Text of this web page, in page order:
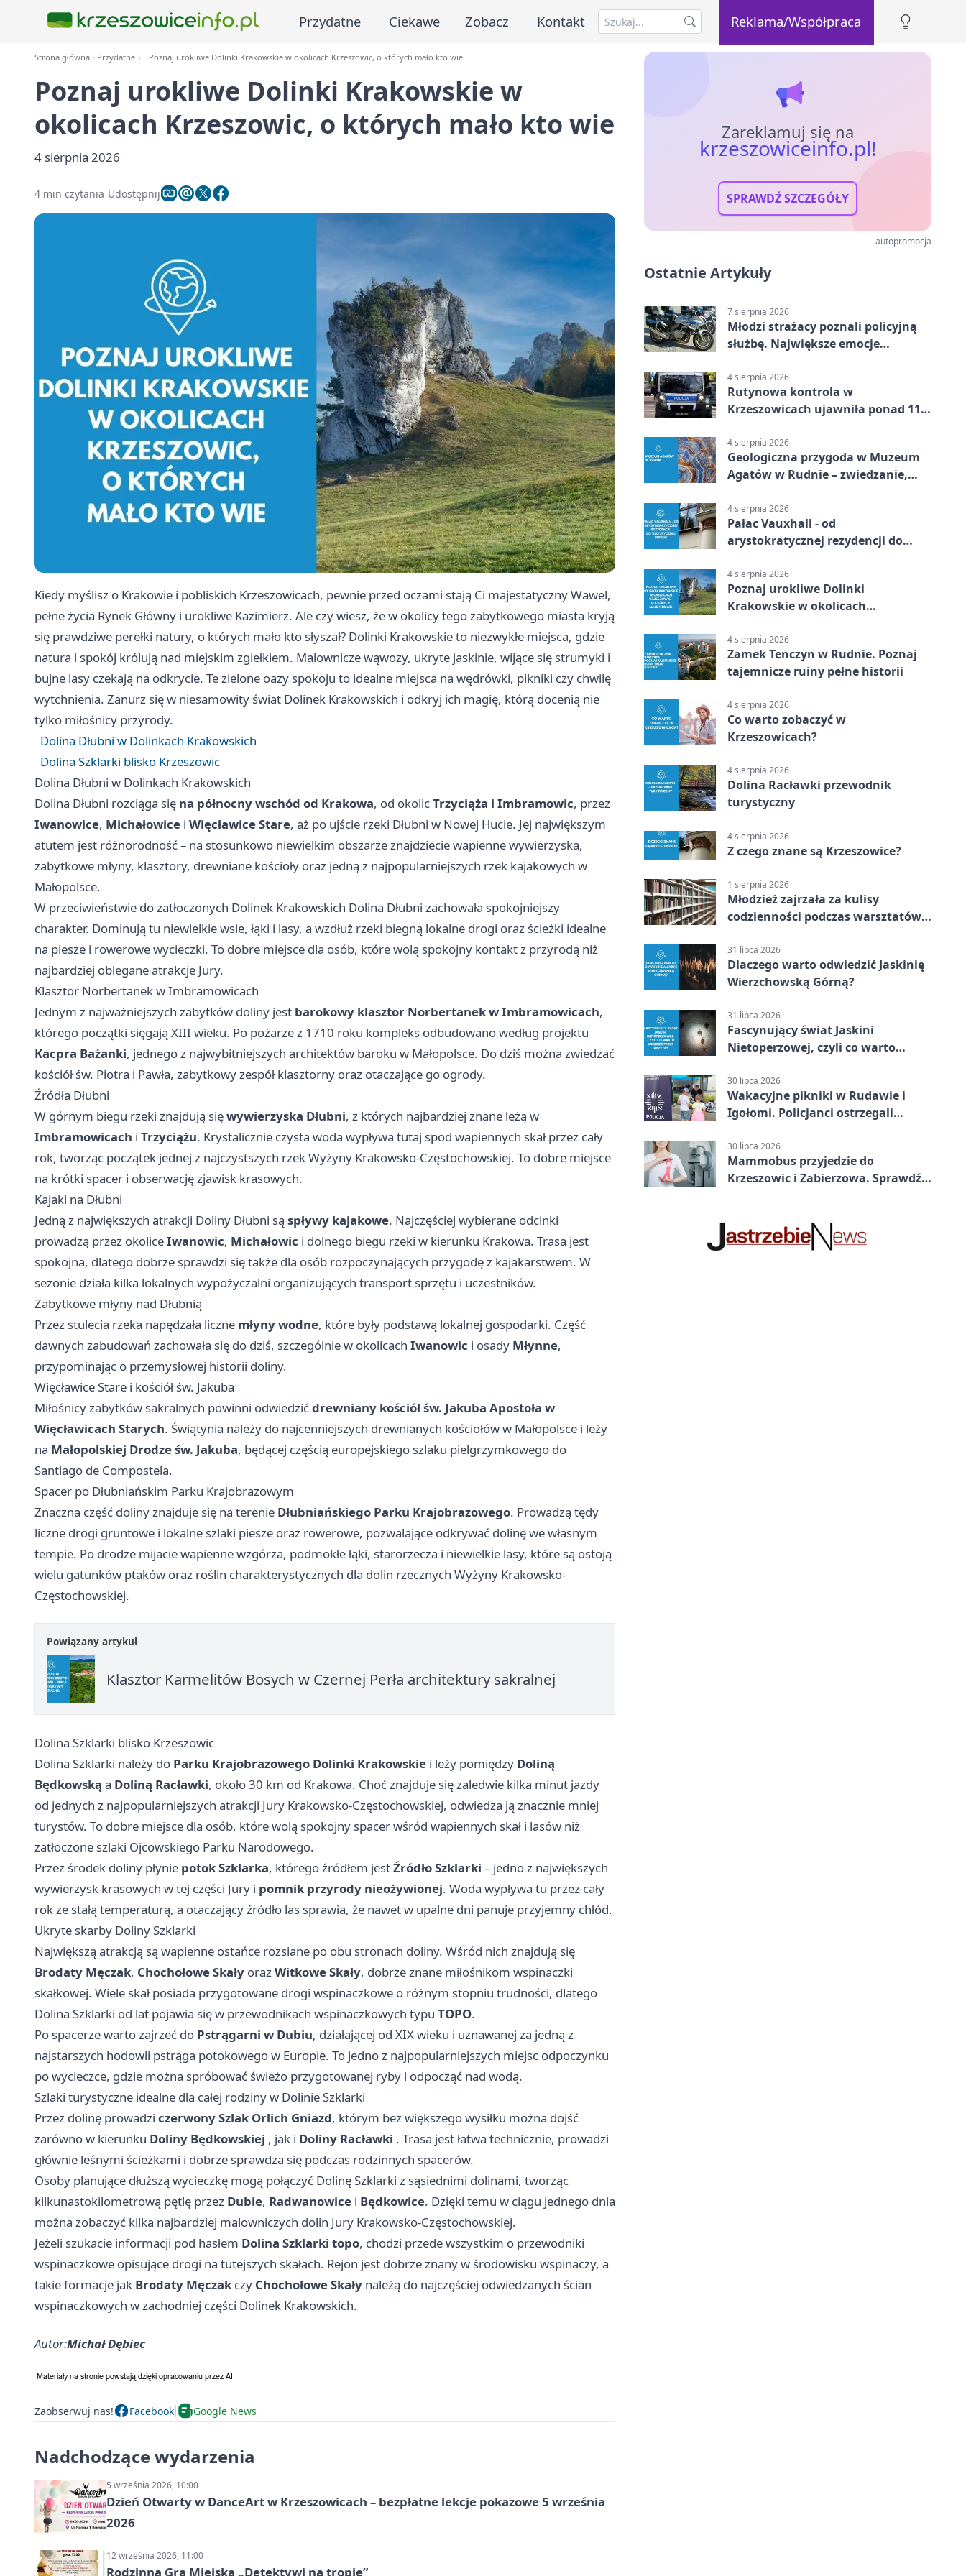
Przydatne Ciekawe Zobacz Kontakt Reklama/Współpraca
Strona główna Przydatne Poznaj urokliwe Dolinki Krakowskie w okolicach Krzeszowic, o których mało kto wie
Poznaj urokliwe Dolinki Krakowskie w
okolicach Krzeszowic, o których mało kto wie
4 sierpnia 2026
4 min czytania Udostępnij
Kiedy myślisz o Krakowie i pobliskich Krzeszowicach, pewnie przed oczami stają Ci majestatyczny Wawel,
pełne życia Rynek Główny i urokliwe Kazimierz. Ale czy wiesz, że w okolicy tego zabytkowego miasta kryją
się prawdziwe perełki natury, o których mało kto słyszał? Dolinki Krakowskie to niezwykłe miejsca, gdzie
natura i spokój królują nad miejskim zgiełkiem. Malownicze wąwozy, ukryte jaskinie, wijące się strumyki i
bujne lasy czekają na odkrycie. Te zielone oazy spokoju to idealne miejsca na wędrówki, pikniki czy chwilę
wytchnienia. Zanurz się w niesamowity świat Dolinek Krakowskich i odkryj ich magię, którą docenią nie
tylko miłośnicy przyrody.
Dolina Dłubni w Dolinkach Krakowskich
Dolina Szklarki blisko Krzeszowic
Dolina Dłubni w Dolinkach Krakowskich
Dolina Dłubni rozciąga się na północny wschód od Krakowa, od okolicTrzyciąża i Imbramowic, przez
Iwanowice, Michałowice i Więcławice Stare, aż po ujście rzeki Dłubni w Nowej Hucie. Jej największym
atutem jest różnorodność – na stosunkowo niewielkim obszarze znajdziecie wapienne wywierzyska,
zabytkowe młyny, klasztory, drewniane kościoły oraz jedną z najpopularniejszych rzek kajakowych w
Małopolsce.
W przeciwieństwie do zatłoczonych Dolinek Krakowskich Dolina Dłubni zachowała spokojniejszy
charakter. Dominują tu niewielkie wsie, łąki i lasy, a wzdłuż rzeki biegną lokalne drogi oraz ścieżki idealne
na piesze i rowerowe wycieczki. To dobre miejsce dla osób, które wolą spokojny kontakt z przyrodą niż
najbardziej oblegane atrakcje Jury.
Klasztor Norbertanek w Imbramowicach
Jednym z najważniejszych zabytków doliny jest barokowy klasztor Norbertanek w Imbramowicach,
którego początki sięgają XIII wieku. Po pożarze z 1710 roku kompleks odbudowano według projektu
Kacpra Bażanki, jednego z najwybitniejszych architektów baroku w Małopolsce. Do dziś można zwiedzać
kościół św. Piotra i Pawła, zabytkowy zespół klasztorny oraz otaczające go ogrody.
Źródła Dłubni
W górnym biegu rzeki znajdują sięwywierzyska Dłubni, z których najbardziej znane leżą w
Imbramowicach i Trzyciążu. Krystalicznie czysta woda wypływa tutaj spod wapiennych skał przez cały
rok, tworząc początek jednej z najczystszych rzek Wyżyny Krakowsko-Częstochowskiej. To dobre miejsce
na krótki spacer i obserwację zjawisk krasowych.
Kajaki na Dłubni
Jedną z największych atrakcji Doliny Dłubni są spływy kajakowe. Najczęściej wybierane odcinki
prowadzą przez okoliceIwanowic, Michałowic i dolnego biegu rzeki w kierunku Krakowa. Trasa jest
spokojna, dlatego dobrze sprawdzi się także dla osób rozpoczynających przygodę z kajakarstwem. W
sezonie działa kilka lokalnych wypożyczalni organizujących transport sprzętu i uczestników.
Zabytkowe młyny nad Dłubnią
Przez stulecia rzeka napędzała liczne młyny wodne, które były podstawą lokalnej gospodarki. Część
dawnych zabudowań zachowała się do dziś, szczególnie w okolicach Iwanowic i osady Młynne,
przypominając o przemysłowej historii doliny.
Więcławice Stare i kościół św. Jakuba
Miłośnicy zabytków sakralnych powinni odwiedzićdrewniany kościół św. Jakuba Apostoła w
Więcławicach Starych. Świątynia należy do najcenniejszych drewnianych kościołów w Małopolsce i leży
na Małopolskiej Drodze św. Jakuba, będącej częścią europejskiego szlaku pielgrzymkowego do
Santiago de Compostela.
Spacer po Dłubniańskim Parku Krajobrazowym
Znaczna część doliny znajduje się na terenie Dłubniańskiego Parku Krajobrazowego. Prowadzą tędy
liczne drogi gruntowe i lokalne szlaki piesze oraz rowerowe, pozwalające odkrywać dolinę we własnym
tempie. Po drodze mijacie wapienne wzgórza, podmokłe łąki, starorzecza i niewielkie lasy, które są ostoją
wielu gatunków ptaków oraz roślin charakterystycznych dla dolin rzecznych Wyżyny Krakowsko-
Częstochowskiej.
Powiązany artykuł
Klasztor Karmelitów Bosych w Czernej Perła architektury sakralnej
Dolina Szklarki blisko Krzeszowic
Dolina Szklarki należy do Parku Krajobrazowego Dolinki Krakowskie i leży pomiędzy Doliną
Będkowską a Doliną Racławki, około 30 km od Krakowa. Choć znajduje się zaledwie kilka minut jazdy
od jednych z najpopularniejszych atrakcji Jury Krakowsko-Częstochowskiej, odwiedza ją znacznie mniej
turystów. To dobre miejsce dla osób, które wolą spokojny spacer wśród wapiennych skał i lasów niż
zatłoczone szlaki Ojcowskiego Parku Narodowego.
Przez środek doliny płynie potok Szklarka, którego źródłem jestŹródło Szklarki – jedno z największych
wywierzysk krasowych w tej części Jury i pomnik przyrody nieożywionej. Woda wypływa tu przez cały
rok ze stałą temperaturą, a otaczający źródło las sprawia, że nawet w upalne dni panuje przyjemny chłód.
Ukryte skarby Doliny Szklarki
Największą atrakcją są wapienne ostańce rozsiane po obu stronach doliny. Wśród nich znajdują się
Brodaty Męczak, Chochołowe Skały orazWitkowe Skały, dobrze znane miłośnikom wspinaczki
skałkowej. Wiele skał posiada przygotowane drogi wspinaczkowe o różnym stopniu trudności, dlatego
Dolina Szklarki od lat pojawia się w przewodnikach wspinaczkowych typu TOPO.
Po spacerze warto zajrzeć do Pstrągarni w Dubiu, działającej od XIX wieku i uznawanej za jedną z
najstarszych hodowli pstrąga potokowego w Europie. To jedno z najpopularniejszych miejsc odpoczynku
po wycieczce, gdzie można spróbować świeżo przygotowanej ryby i odpocząć nad wodą.
Szlaki turystyczne idealne dla całej rodziny w Dolinie Szklarki
Przez dolinę prowadzi czerwony Szlak Orlich Gniazd, którym bez większego wysiłku można dojść
zarówno w kierunku Doliny Będkowskiej , jak i Doliny Racławki . Trasa jest łatwa technicznie, prowadzi
głównie leśnymi ścieżkami i dobrze sprawdza się podczas rodzinnych spacerów.
Osoby planujące dłuższą wycieczkę mogą połączyć Dolinę Szklarki z sąsiednimi dolinami, tworząc
kilkunastokilometrową pętlę przez Dubie, Radwanowice i Będkowice. Dzięki temu w ciągu jednego dnia
można zobaczyć kilka najbardziej malowniczych dolin Jury Krakowsko-Częstochowskiej.
Jeżeli szukacie informacji pod hasłem Dolina Szklarki topo, chodzi przede wszystkim o przewodniki
wspinaczkowe opisujące drogi na tutejszych skałach. Rejon jest dobrze znany w środowisku wspinaczy, a
takie formacje jak Brodaty Męczak czy Chochołowe Skały należą do najczęściej odwiedzanych ścian
wspinaczkowych w zachodniej części Dolinek Krakowskich.
Autor:Michał Dębiec
Zaobserwuj nas! Facebook Google News
Nadchodzące wydarzenia
5 września 2026, 10:00
Dzień Otwarty w DanceArt w Krzeszowicach – bezpłatne lekcje pokazowe 5 września
2026
12 września 2026, 11:00
Rodzinna Gra Miejska „Detektywi na tropie”
Zareklamuj się na
krzeszowiceinfo.pl!
SPRAWDŹ SZCZEGÓŁY
autopromocja
Ostatnie Artykuły
7 sierpnia 2026
Młodzi strażacy poznali policyjną
służbę. Największe emocje
4 sierpnia 2026
Rutynowa kontrola w
Krzeszowicach ujawniła ponad 110
4 sierpnia 2026
Geologiczna przygoda w Muzeum
Agatów w Rudnie – zwiedzanie,
minerałów
4 sierpnia 2026
Pałac Vauxhall - od
arystokratycznej rezydencji do
4 sierpnia 2026
Poznaj urokliwe Dolinki
Krakowskie w okolicach
4 sierpnia 2026
Zamek Tenczyn w Rudnie. Poznaj
tajemnicze ruiny pełne historii
4 sierpnia 2026
Co warto zobaczyć w
Krzeszowicach?
4 sierpnia 2026
Dolina Racławki przewodnik
turystyczny
4 sierpnia 2026
Z czego znane są Krzeszowice?
1 sierpnia 2026
Młodzież zajrzała za kulisy
codzienności podczas warsztatów
31 lipca 2026
Dlaczego warto odwiedzić Jaskinię
Wierzchowską Górną?
31 lipca 2026
Fascynujący świat Jaskini
Nietoperzowej, czyli co warto
30 lipca 2026
Wakacyjne pikniki w Rudawie i
Igołomi. Policjanci ostrzegali
30 lipca 2026
Mammobus przyjedzie do
Krzeszowic i Zabierzowa. Sprawdź